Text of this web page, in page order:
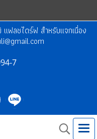
ฟลชไดร์ฟ สำหรับแจกเนื่อง
7